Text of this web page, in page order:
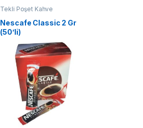
Tekli Poşet Kahve
Nescafe Classic 2 Gr
(50’li)